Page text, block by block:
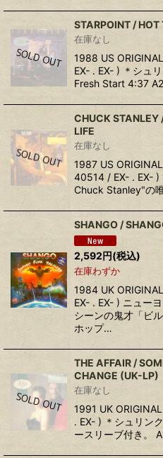
STARPOINT ‎/
在庫なし
1988 US
EX- . EX- ) ＊シュ
Fresh Start 4:37
CHUCK STANLEY
LIFE
在庫なし
1987 US
40514 / EX- . EX- )
Chuck Stanley"の
SHANGO /
2,592円(税込)
在庫わずか
1984 UK
EX- . EX- ) ニュー
シーンの鬼才「ビ
ホップ…
THE AFFAIR /
CHANGE (UK-LP)
在庫なし
1991 UK
. EX- ) ＊シュリン
ースリーブ付き。